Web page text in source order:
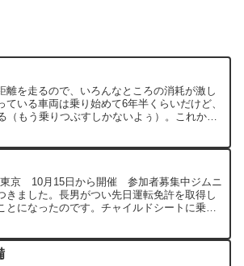
離を走るので、いろんなところの消耗が激し
ている車両は乗り始めて6年半くらいだけど、
（もう乗りつぶすしかないよぅ）。これから
京 10月15日から開催 参加者募集中ジムニ
きました。長男がつい先日運転免許を取得し
とになったのです。チャイルドシートに乗っ